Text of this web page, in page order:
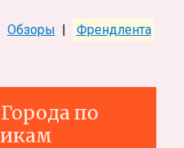
Обзоры Френдлента
по